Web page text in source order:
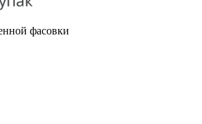
фасовки